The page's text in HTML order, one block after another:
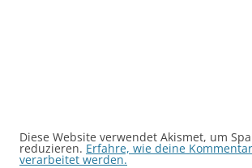
Diese Website verwendet Akismet, um
reduzieren. Erfahre, wie deine
verarbeitet werden.